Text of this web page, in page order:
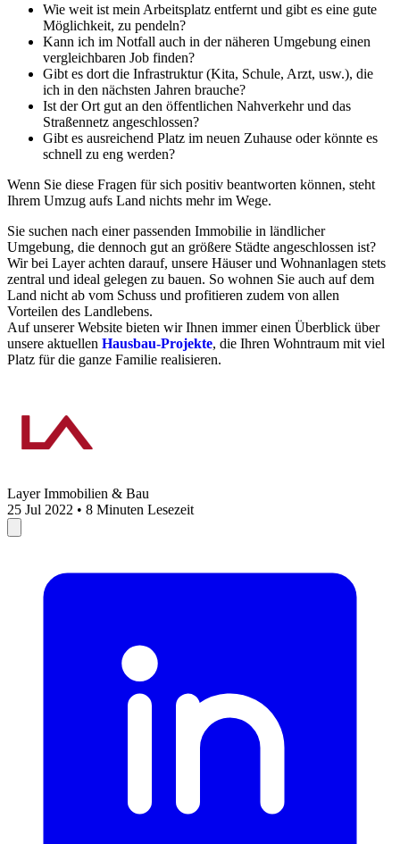
Wie weit ist mein Arbeitsplatz entfernt und gibt es eine gute
Möglichkeit, zu pendeln?
Kann ich im Notfall auch in der näheren Umgebung einen
vergleichbaren Job finden?
Gibt es dort die Infrastruktur (Kita, Schule, Arzt, usw.), die
ich in den nächsten Jahren brauche?
Ist der Ort gut an den öffentlichen Nahverkehr und das
Straßennetz angeschlossen?
Gibt es ausreichend Platz im neuen Zuhause oder könnte es
schnell zu eng werden?
Wenn Sie diese Fragen für sich positiv beantworten können, steht
Ihrem Umzug aufs Land nichts mehr im Wege.
Sie suchen nach einer passenden Immobilie in ländlicher
Umgebung, die dennoch gut an größere Städte angeschlossen ist?
Wir bei Layer achten darauf, unsere Häuser und Wohnanlagen stets
zentral und ideal gelegen zu bauen. So wohnen Sie auch auf dem
Land nicht ab vom Schuss und profitieren zudem von allen
Vorteilen des Landlebens.
Auf unserer Website bieten wir Ihnen immer einen Überblick über
unsere aktuellen Hausbau-Projekte, die Ihren Wohntraum mit viel
Platz für die ganze Familie realisieren.
Layer Immobilien & Bau
25 Jul 2022 • 8 Minuten Lesezeit